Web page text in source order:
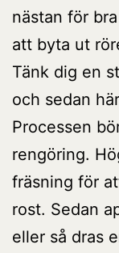
nästan för
att byta ut
Tänk dig en
och sedan
Processen
rengöring.
fräsning för
rost. Sedan
eller så dras